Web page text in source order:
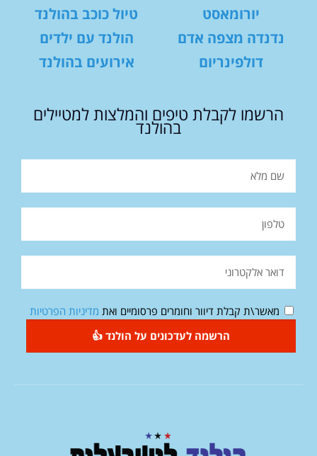
יורומאסט
נדנדה מצפה אדם
דולפינריום
טיול כוכב בהולנד
הולנד עם ילדים
אירועים בהולנד
הרשמו לקבלת טיפים והמלצות למטיילים
בהולנד
מאשר\ת קבלת דיוור וחומרים פרסומיים ואת מדיניות הפרטיות
הרשמה לעדכונים על הולנד 👍